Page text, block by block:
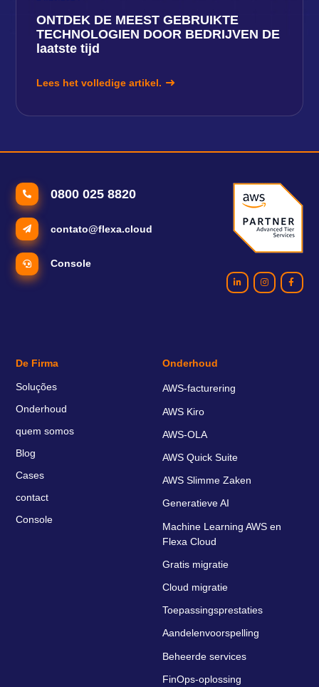
ONTDEK DE MEEST GEBRUIKTE
TECHNOLOGIEN DOOR BEDRIJVEN DE
laatste tijd
Lees het volledige artikel.
0800 025 8820
contato@flexa.cloud
Console
De Firma
Soluções
Onderhoud
quem somos
Blog
Cases
contact
Console
Onderhoud
AWS-facturering
AWS Kiro
AWS-OLA
AWS Quick Suite
AWS Slimme Zaken
Generatieve AI
Machine Learning AWS en
Flexa Cloud
Gratis migratie
Cloud migratie
Toepassingsprestaties
Aandelenvoorspelling
Beheerde services
FinOps-oplossing